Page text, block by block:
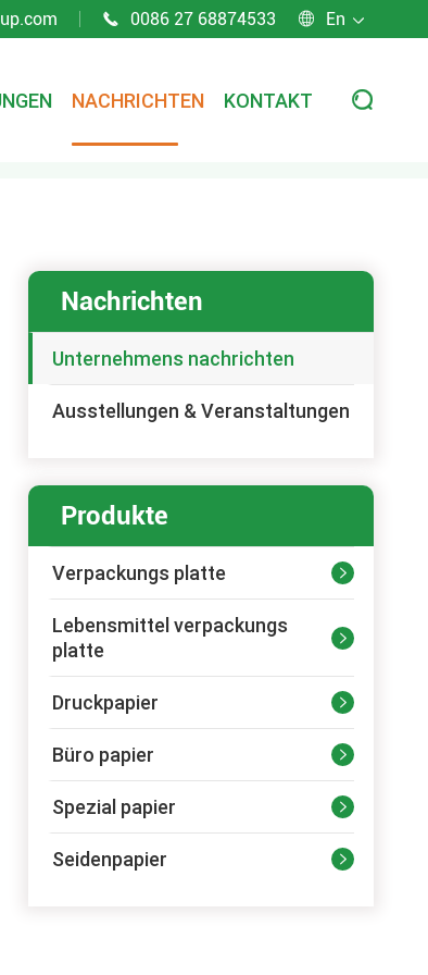
 0086 27 68874533  En 
NACHRICHTEN KONTAKT 
Nachrichten
Unternehmens nachrichten
Ausstellungen & Veranstaltungen
Produkte
Verpackungs platte 
Lebensmittel verpackungs
platte

Druckpapier 
Büro papier 
Spezial papier 
Seidenpapier 